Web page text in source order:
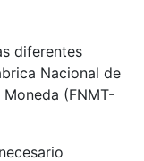
diferentes
Nacional de
(FNMT-